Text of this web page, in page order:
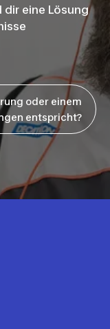
dir eine Lösung
oder einem
entspricht?